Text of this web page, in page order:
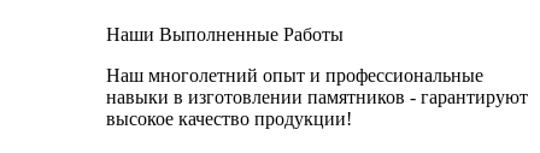
Наши Выполненные Работы
Наш многолетний опыт и профессиональные
навыки в изготовлении памятников - гарантируют
высокое качество продукции!